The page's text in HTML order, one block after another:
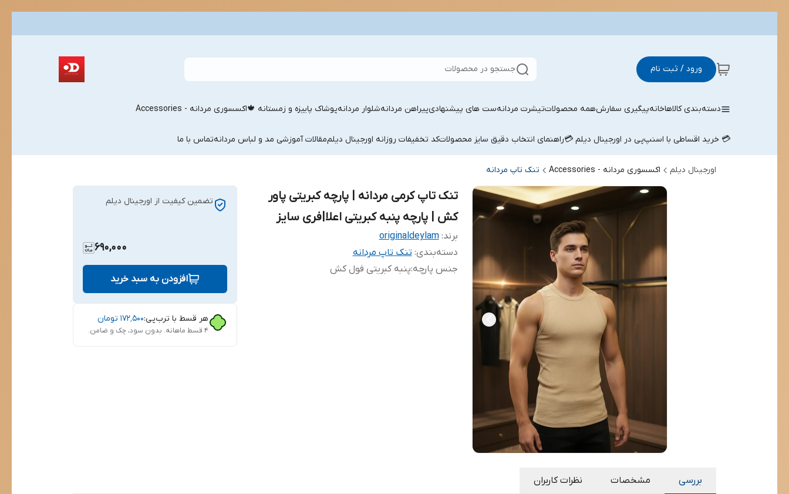
ورود / ثبت نام جستجو در محصولات
دسته‌بندی کالاهاخانهپیگیری سفارشهمه محصولاتتیشرت مردانهست های پیشنهادیپیراهن مردانهشلوار مردانهپوشاک پاییزه و زمستانه 🍁اکسسوری مردانه - Accessories
💳 خرید اقساطی با اسنپ‌پی در اورجینال دیلم 💳راهنمای انتخاب دقیق سایز محصولاتکد تخفیفات روزانه اورجینال دیلممقالات آموزشی مد و لباس مردانهتماس با ما
اورجینال دیلم اکسسوری مردانه - Accessories تنک تاپ مردانه
تنک تاپ کرمی مردانه | پارچه کبریتی پاور
کش | پارچه پنبه کبریتی اعلا|فری سایز
برند: originaldeylam
دسته‌بندی:تنک تاپ مردانه
جنس پارچه:پنبه کبریتی فول کش
تضمین کیفیت از اورجینال دیلم
690,000
افزودن به سبد خرید
هر قسط با ترب‌پی:۱۷۲٬۵۰۰ تومان
۴ قسط ماهانه. بدون سود، چک و ضامن.
بررسی مشخصات نظرات کاربران